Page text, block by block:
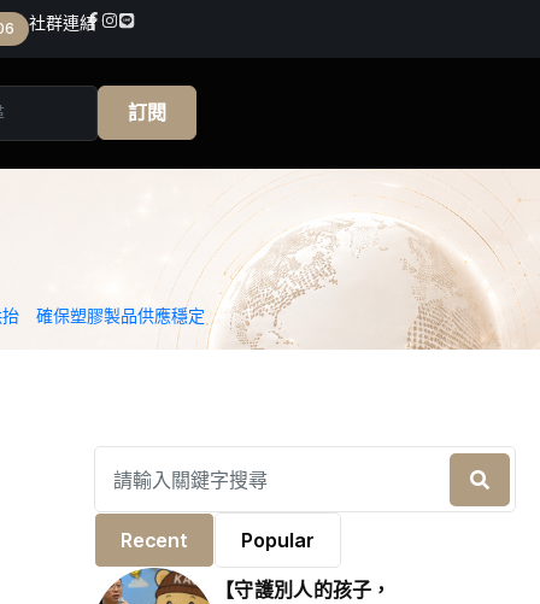
社群連結
訂閱
確保塑膠製品供應穩定
Recent Popular
【守護別人的孩子，